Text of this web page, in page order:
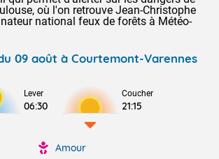
où l'on retrouve Jean-Christophe
national feux de forêts à Météo-
09 août à Courtemont-Varennes
Lever
06:30
Coucher
21:15
Amour